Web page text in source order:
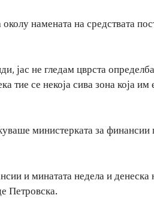
намената на средствата
јас не гледам цврста
тие се некоја сива зона која
министерката за
и минатата недела и
Петровска.